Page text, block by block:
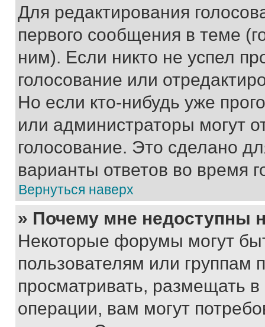
Для редактирования
первого сообщения в теме
ним). Если никто не успел
голосование или
Но если кто-нибудь уже
или администраторы могут
голосование. Это сделано
варианты ответов во время
Вернуться наверх
» Почему мне недоступны
Некоторые форумы могут
пользователям или группам
просматривать, размещать
операции, вам могут